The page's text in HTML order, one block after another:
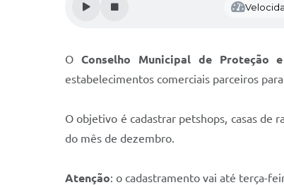
O Conselho Municipal de Proteção
estabelecimentos comerciais parceiros
O objetivo é cadastrar petshops, casas de
do mês de dezembro.
Atenção: o cadastramento vai até terça-